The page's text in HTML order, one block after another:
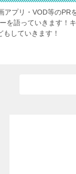
アプリ・VOD等のPR
を語っていきます！
していきます！